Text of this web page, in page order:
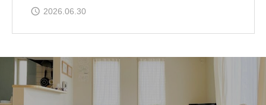
ムガイド
2026.06.30